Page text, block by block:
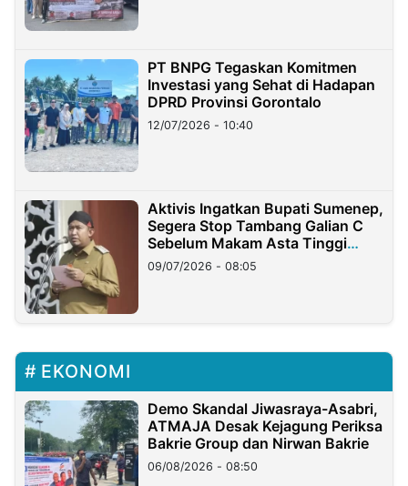
PT BNPG Tegaskan Komitmen
Investasi yang Sehat di Hadapan
DPRD Provinsi Gorontalo
12/07/2026 - 10:40
Aktivis Ingatkan Bupati Sumenep,
Segera Stop Tambang Galian C
Sebelum Makam Asta Tinggi
Longsor
09/07/2026 - 08:05
EKONOMI
Demo Skandal Jiwasraya-Asabri,
ATMAJA Desak Kejagung Periksa
Bakrie Group dan Nirwan Bakrie
06/08/2026 - 08:50